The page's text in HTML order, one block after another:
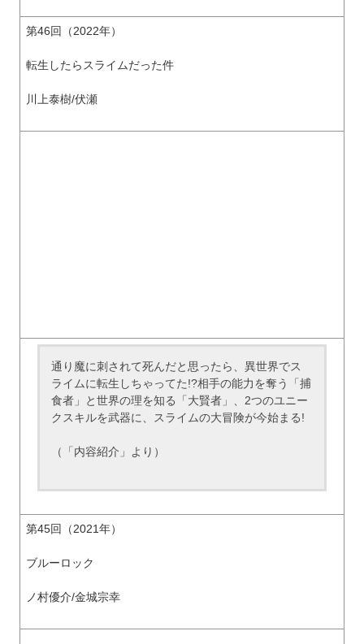
第46回（2022年）
転生したらスライムだった件
川上泰樹/伏瀬
通り魔に刺されて死んだと思ったら、異世界でス
ライムに転生しちゃってた!?相手の能力を奪う「捕
食者」と世界の理を知る「大賢者」、2つのユニー
クスキルを武器に、スライムの大冒険が今始まる!
（「内容紹介」より）
第45回（2021年）
ブルーロック
ノ村優介/金城宗幸